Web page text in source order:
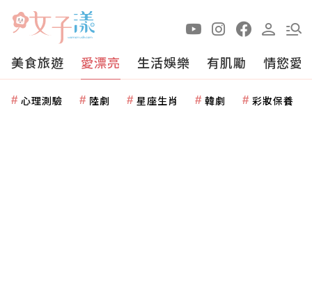
美食旅遊 愛漂亮 生活娛樂 有肌勵 情慾愛
心理測驗 陸劇 星座生肖 韓劇 彩妝保養